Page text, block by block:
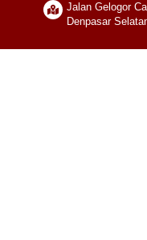
Jalan Gelogor
Denpasar